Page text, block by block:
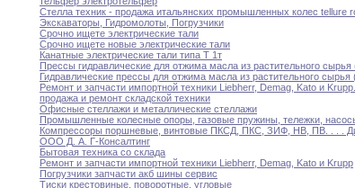
Стелла техник - продажа итальянских промышленных колес tellure
Экскаваторы
Гидромолоты
Погрузчики
Срочно ищете электрические тали
Срочно ищете новые электрические тали
Канатные электрические тали типа Т 1т
Прессы гидравлические для отжима масла из растительного сырья
Гидравлические прессы для отжима масла из растительного сырья
Ремонт и запчасти импортной техники Liebherr, Demag Kato и Krupp
продажа и ремонт складской техники
Офисные стеллажи и металлические стеллажи
Промышленные колесные опоры газовые пружины тележки
Компрессоры поршневые винтовые ПКСД ПКС ЗИФ НВ ПВ.
ООО Д А
Г-Консалтинг
Бытовая техника со склада
Ремонт и запчасти импортной техники Liebherr, Demag Kato и Krupp
Погрузчики запчасти акб шины сервис
Тиски крестовиные поворотные угловые